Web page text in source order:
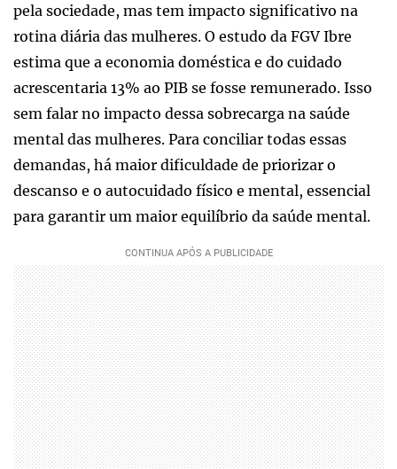
pela sociedade, mas tem impacto significativo na
rotina diária das mulheres. O estudo da FGV Ibre
estima que a economia doméstica e do cuidado
acrescentaria 13% ao PIB se fosse remunerado. Isso
sem falar no impacto dessa sobrecarga na saúde
mental das mulheres. Para conciliar todas essas
demandas, há maior dificuldade de priorizar o
descanso e o autocuidado físico e mental, essencial
para garantir um maior equilíbrio da saúde mental.